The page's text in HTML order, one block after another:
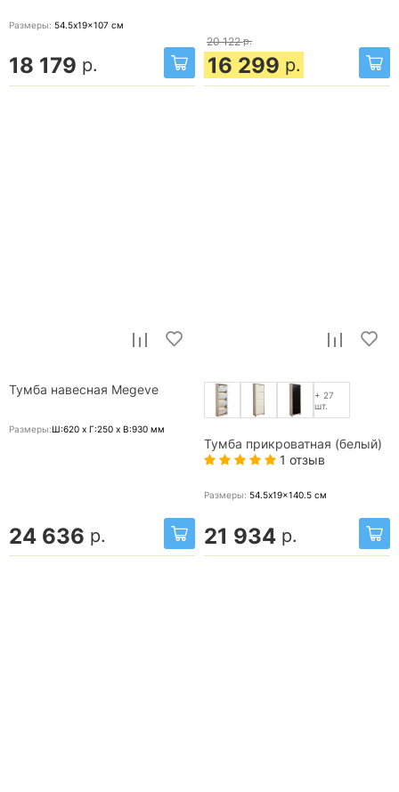
Размеры: 54.5x19x107 см
18 179 р.
20 122 р.
16 299 р.
Тумба навесная Megeve
Размеры:Ш:620 x Г:250 x В:930 мм
24 636 р.
+ 27
шт.
Тумба прикроватная (белый)
1 отзыв
Размеры: 54.5x19x140.5 см
21 934 р.